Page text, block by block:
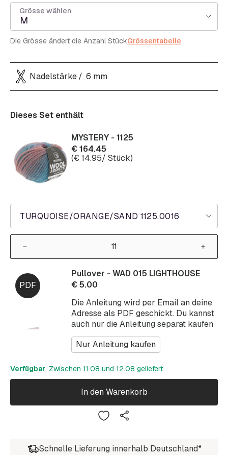
Grösse wählen
M
Die Grösse ändert die Anzahl StückGrössentabelle
Nadelstärke 6 mm
Dieses Set enthält
TURQUOISE/ORANGE/SAND 1125.0016
MYSTERY - 1125
€164.45
(€14.95/ Stück)
Die Anleitung wird per Email an deine
Adresse als PDF geschickt. Du kannst
auch nur die Anleitung separat kaufen
Nur Anleitung kaufen
Pullover - WAD 015 LIGHTHOUSE
€5.00
Verfügbar, Zwischen 11.08 und 12.08 geliefert
In den Warenkorb
Schnelle Lieferung innerhalb Deutschland*